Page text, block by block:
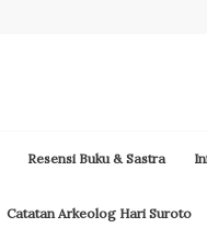
Resensi Buku & Sastra
Catatan Arkeolog Hari Suroto